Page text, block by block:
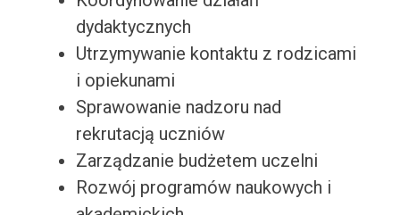
dydaktycznych
Utrzymywanie kontaktu z rodzicami
i opiekunami
Sprawowanie nadzoru nad
rekrutacją uczniów
Zarządzanie budżetem uczelni
Rozwój programów naukowych i